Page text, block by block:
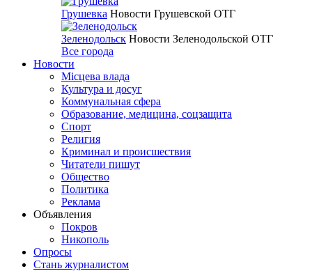
Грушевка Новости Грушевской ОТГ
Зеленодольск Новости Зеленодольской ОТГ
Все города
Новости
Місцева влада
Культура и досуг
Коммунальная сфера
Образование, медицина, соцзащита
Спорт
Религия
Криминал и происшествия
Читатели пишут
Общество
Политика
Реклама
Объявления
Покров
Никополь
Опросы
Стань журналистом